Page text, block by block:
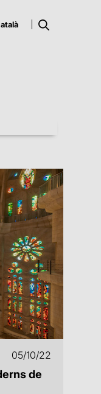
05/10/22
de